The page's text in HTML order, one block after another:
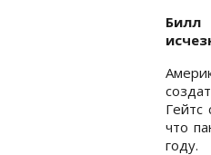
Билл
Гейтс
что
году.